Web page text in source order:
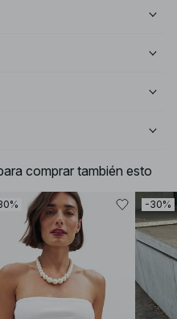
comprar también esto
-30%